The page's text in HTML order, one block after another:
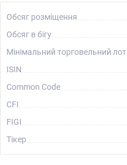
Обсяг розміщення
Обсяг в бігу
Мінімальний торговельний лот
ISIN
Common Code
CFI
FIGI
Тікер